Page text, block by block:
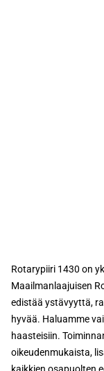
Rotarypiiri 1430 on
Maailmanlaajuisen
edistää ystävyyttä,
hyvää. Haluamme
haasteisiin.
oikeudenmukaista,